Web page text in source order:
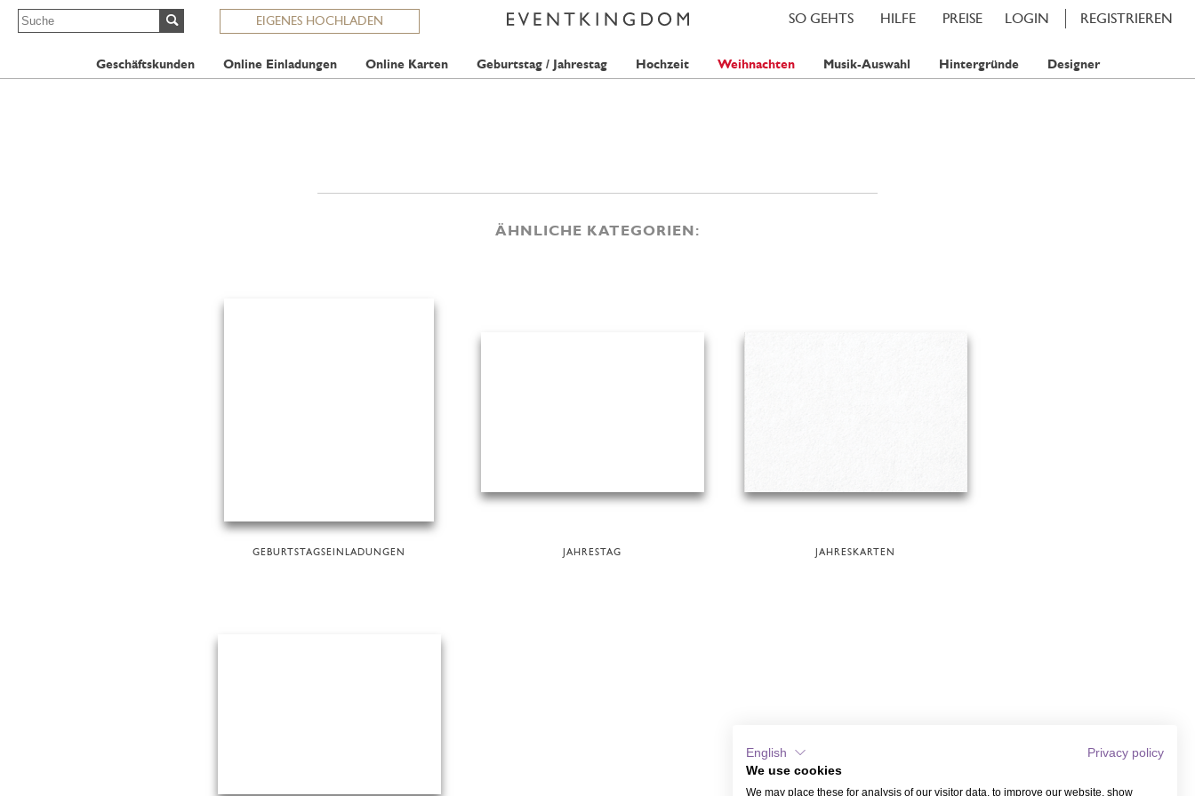
EIGENES HOCHLADEN LOGIN REGISTRIEREN
PREISE
HILFE
SO GEHTS
Geschäftskunden Online Einladungen Online Karten Geburtstag / Jahrestag Hochzeit Weihnachten Musik-Auswahl Hintergründe Designer
ÄHNLICHE KATEGORIEN:
GEBURTSTAGSEINLADUNGEN JAHRESTAG JAHRESKARTEN
English
Privacy policy
We use cookies
We may place these for analysis of our visitor data, to improve our website, show